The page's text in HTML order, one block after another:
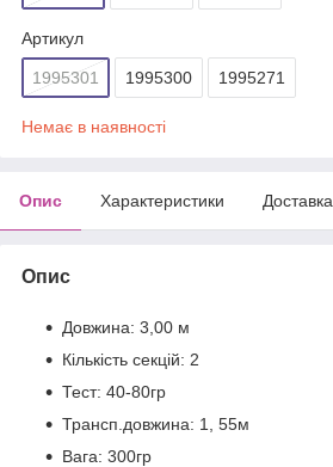
Артикул
1995301 1995300 1995271
Немає в наявності
Опис Характеристики Доставка
Опис
Довжина: 3,00 м
Кількість секцій: 2
Тест: 40-80гр
Трансп.довжина: 1, 55м
Вага: 300гр